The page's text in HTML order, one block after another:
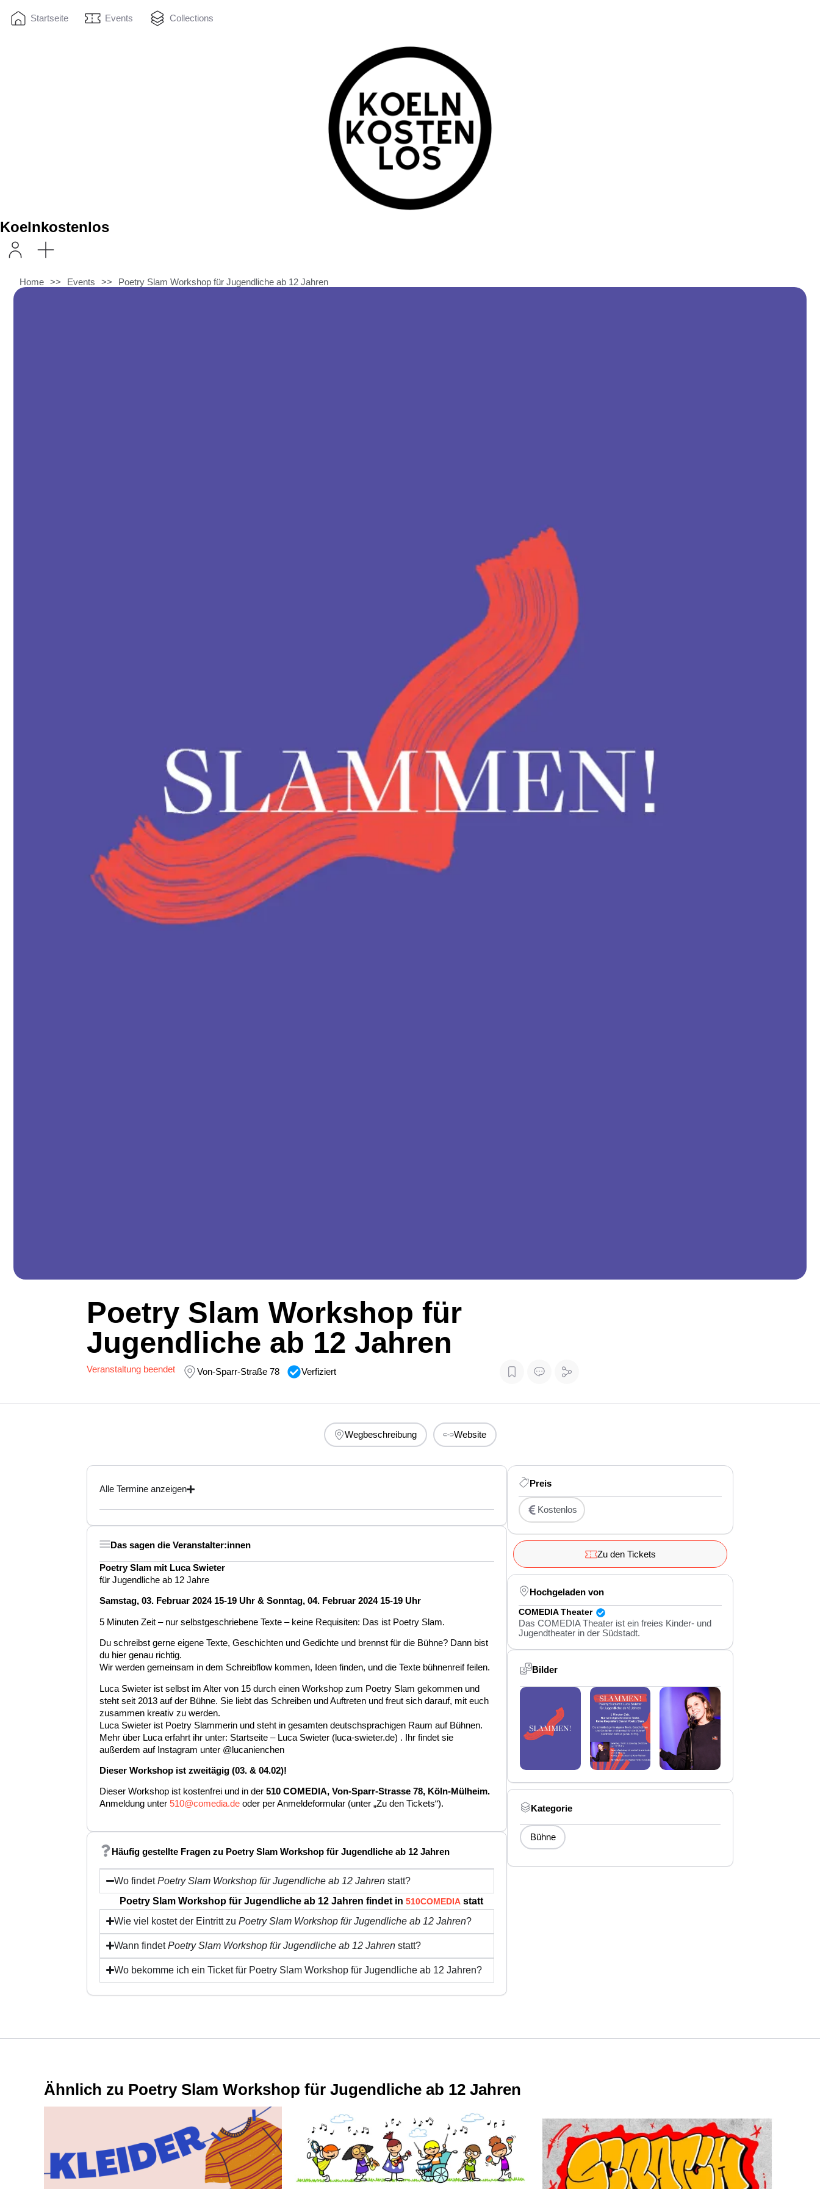
Startseite Events Collections
Koelnkostenlos
Home >> Events >> Poetry Slam Workshop für Jugendliche ab 12 Jahren
Poetry Slam Workshop für
Jugendliche ab 12 Jahren
Veranstaltung beendet Von-Sparr-Straße 78 Verfiziert
Wegbeschreibung Website
Alle Termine anzeigen
Das sagen die Veranstalter:innen
Poetry Slam mit Luca Swieter
für Jugendliche ab 12 Jahre
Samstag, 03. Februar 2024 15-19 Uhr & Sonntag, 04. Februar 2024 15-19 Uhr
5 Minuten Zeit – nur selbstgeschriebene Texte – keine Requisiten: Das ist Poetry Slam.
Du schreibst gerne eigene Texte, Geschichten und Gedichte und brennst für die Bühne? Dann bist
du hier genau richtig.
Wir werden gemeinsam in dem Schreibflow kommen, Ideen finden, und die Texte bühnenreif feilen.
Luca Swieter ist selbst im Alter von 15 durch einen Workshop zum Poetry Slam gekommen und
steht seit 2013 auf der Bühne. Sie liebt das Schreiben und Auftreten und freut sich darauf, mit euch
zusammen kreativ zu werden.
Luca Swieter ist Poetry Slammerin und steht in gesamten deutschsprachigen Raum auf Bühnen.
Mehr über Luca erfahrt ihr unter: Startseite – Luca Swieter (luca-swieter.de) . Ihr findet sie
außerdem auf Instagram unter @lucanienchen
Dieser Workshop ist zweitägig (03. & 04.02)!
Dieser Workshop ist kostenfrei und in der 510 COMEDIA, Von-Sparr-Strasse 78, Köln-Mülheim.
Anmeldung unter 510@comedia.de oder per Anmeldeformular (unter „Zu den Tickets“).
Häufig gestellte Fragen zu Poetry Slam Workshop für Jugendliche ab 12 Jahren
Wo findetPoetry Slam Workshop für Jugendliche ab 12 Jahren statt?
Poetry Slam Workshop für Jugendliche ab 12 Jahren findet in 510COMEDIA statt
Wie viel kostet der Eintritt zuPoetry Slam Workshop für Jugendliche ab 12 Jahren?
Wann findetPoetry Slam Workshop für Jugendliche ab 12 Jahren statt?
Wo bekomme ich ein Ticket für Poetry Slam Workshop für Jugendliche ab 12 Jahren?
Preis
Kostenlos
Zu den Tickets
Hochgeladen von
COMEDIA Theater
Das COMEDIA Theater ist ein freies Kinder- und
Jugendtheater in der Südstadt.
Bilder
Kategorie
Bühne
Ähnlich zu Poetry Slam Workshop für Jugendliche ab 12 Jahren